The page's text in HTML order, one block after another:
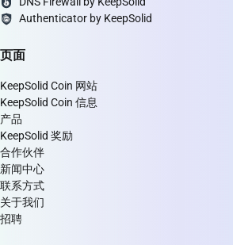
Authenticator by KeepSolid
页面
KeepSolid Coin 网站
KeepSolid Coin 信息
产品
KeepSolid 奖励
合作伙伴
新闻中心
联系方式
关于我们
招聘